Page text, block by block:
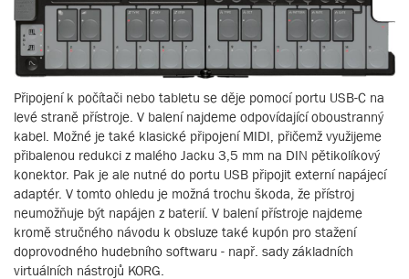
Připojení k počítači nebo tabletu se děje pomocí portu USB-C na
levé straně přístroje. V balení najdeme odpovídající oboustranný
kabel. Možné je také klasické připojení MIDI, přičemž využijeme
přibalenou redukci z malého Jacku 3,5 mm na DIN pětikolíkový
konektor. Pak je ale nutné do portu USB připojit externí napájecí
adaptér. V tomto ohledu je možná trochu škoda, že přístroj
neumožňuje být napájen z baterií. V balení přístroje najdeme
kromě stručného návodu k obsluze také kupón pro stažení
doprovodného hudebního softwaru - např. sady základních
virtuálních nástrojů KORG.